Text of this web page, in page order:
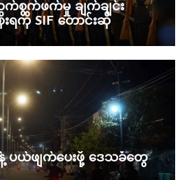
ာက်စွက်ဖက်မှု ချက်ချင်း
ကို SIF တောင်းဆို
ပယ်ဖျက်ပေးဖို့ ဒေသခံတွေ